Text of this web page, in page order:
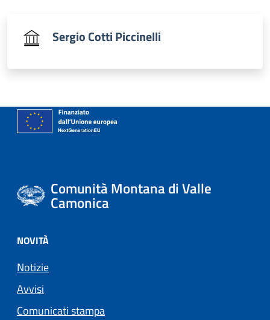
Sergio Cotti Piccinelli
Comunità Montana di Valle
Camonica
NOVITÀ
Notizie
Avvisi
Comunicati stampa